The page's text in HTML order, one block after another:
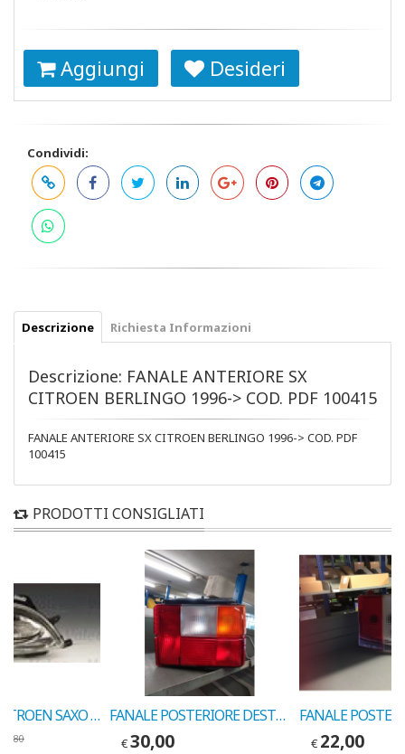
Aggiungi Desideri
Condividi:
Descrizione Richiesta Informazioni
Descrizione: FANALE ANTERIORE SX
CITROEN BERLINGO 1996-> COD. PDF 100415
FANALE ANTERIORE SX CITROEN BERLINGO 1996-> COD. PDF
100415
PRODOTTI CONSIGLIATI
FARO DX H4 CITROEN SAXO 09-'99-> COD.VALEO 087573 FANALE POSTERIORE DESTRO CITROEN BX 1989 COD. ARV62
€30,00 € 22,00